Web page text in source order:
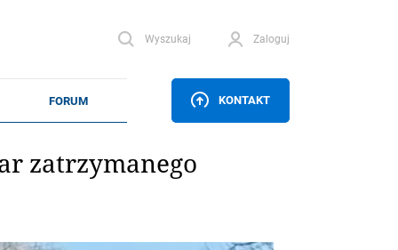
Wyszukaj Zaloguj
KONTAKT
zatrzymanego